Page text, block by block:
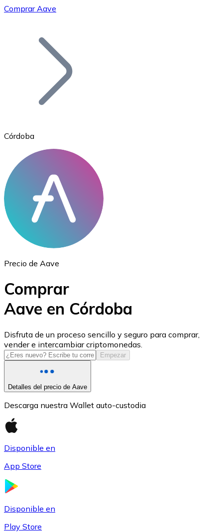
Bitcoin
Ethereum
ETH
USD Coin
USDC
Comprar Aave
Córdoba
Precio de Aave
Comprar
Aave en Córdoba
Disfruta de un proceso sencillo y seguro para comprar,
vender e intercambiar criptomonedas.
Empezar
Detalles del precio de Aave
Descarga nuestra Wallet auto-custodia
Disponible en
App Store
Disponible en
Play Store